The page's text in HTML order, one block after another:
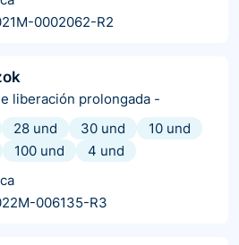
0002062-R2
liberación prolongada -
28 und 30 und
10 und
100 und
4 und
006135-R3